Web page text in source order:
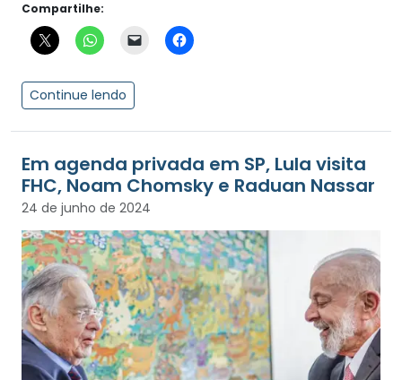
Compartilhe:
Continue lendo
Em agenda privada em SP, Lula visita
FHC, Noam Chomsky e Raduan Nassar
24 de junho de 2024